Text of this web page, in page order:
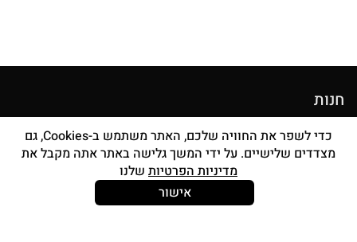
חנות
מוצרי איפור
סטים מברשות
כדי לשפר את החוויה שלכם, האתר משתמש ב-Cookies, גם
מצדדים שלישיים. על ידי המשך גלישה באתר אתה מקבל את
מדיניות הפרטיות שלנו
אישור